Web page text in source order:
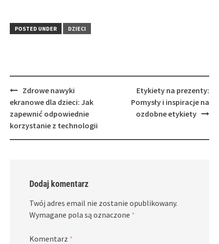
POSTED UNDER DZIECI
Post
navigation
Zdrowe nawyki
ekranowe dla dzieci: Jak
zapewnić odpowiednie
korzystanie z technologii
Etykiety na prezenty:
Pomysły i inspiracje na
ozdobne etykiety
Dodaj komentarz
Twój adres email nie zostanie opublikowany.
Wymagane pola są oznaczone *
Komentarz *